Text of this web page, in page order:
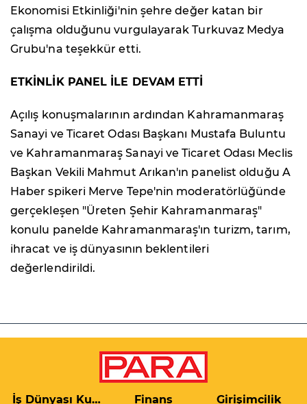
Ekonomisi Etkinliği'nin şehre değer katan bir
çalışma olduğunu vurgulayarak Turkuvaz Medya
Grubu'na teşekkür etti.
ETKİNLİK PANEL İLE DEVAM ETTİ
Açılış konuşmalarının ardından Kahramanmaraş
Sanayi ve Ticaret Odası Başkanı Mustafa Buluntu
ve Kahramanmaraş Sanayi ve Ticaret Odası Meclis
Başkan Vekili Mahmut Arıkan'ın panelist olduğu A
Haber spikeri Merve Tepe'nin moderatörlüğünde
gerçekleşen "Üreten Şehir Kahramanmaraş"
konulu panelde Kahramanmaraş'ın turizm, tarım,
ihracat ve iş dünyasının beklentileri
değerlendirildi.
İş Dünyası Kulis Finans Girişimcilik